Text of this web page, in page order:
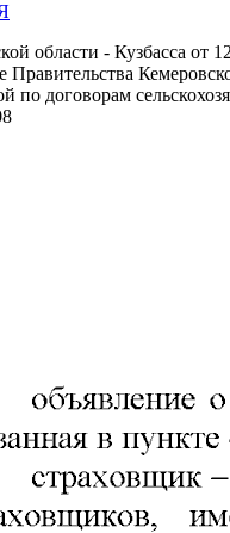
области - Кузбасса от
по договорам